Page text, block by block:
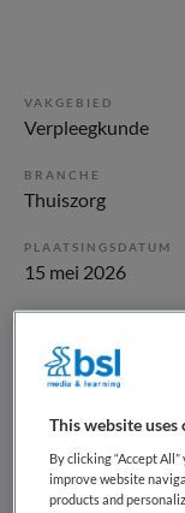
VAKGEBIED
Verpleegkunde
BRANCHE
Thuiszorg
PLAATSINGSDATUM
15 mei 2026
Starter
Vacature
Deze vacature
ActiVite is niet
This website uses
By clicking “Accept
improve website
products and